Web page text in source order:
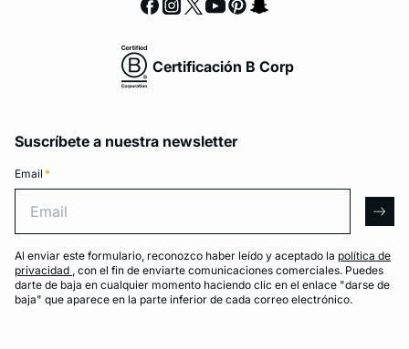
Certificación B Corp
Suscríbete a nuestra newsletter
Email *
Al enviar este formulario, reconozco haber leído y aceptado la política de
privacidad , con el fin de enviarte comunicaciones comerciales. Puedes
darte de baja en cualquier momento haciendo clic en el enlace "darse de
baja" que aparece en la parte inferior de cada correo electrónico.